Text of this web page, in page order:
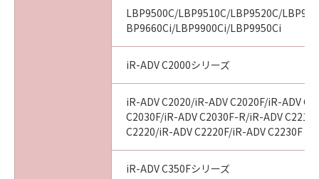
10. SEVERABILITY
In the event that any section hereof is
declared or found to be illegal by any court or
tribunal of competent jurisdiction, such
section shall be null and void with respect to
the jurisdiction of that court or tribunal and
all the remaining provisions hereof shall
remain in full force and effect.
11. ACKNOWLEDGEMENT
BY CLICKING THE BUTTON INDICATING
LBP9500C/LBP9510C/LBP9520C/
BP9660Ci/LBP9900Ci/LBP9950Ci
iR-ADV C2000シリーズ
iR-ADV C2020/iR-ADV C2020F/iR-ADV
C2030F/iR-ADV C2030F-R/iR-ADV
C2220/iR-ADV C2220F/iR-ADV C2230F
iR-ADV C350Fシリーズ